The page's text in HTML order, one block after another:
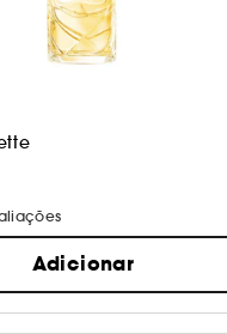
Adicionar